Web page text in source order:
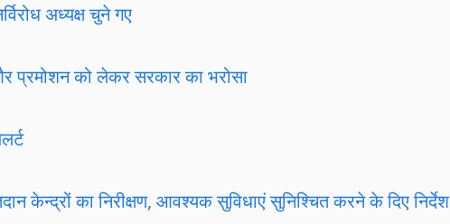
अध्यक्ष चुने गए
और प्रमोशन को लेकर सरकार का भरोसा
केन्द्रों का निरीक्षण, आवश्यक सुविधाएं सुनिश्चित करने के दिए निर्देश